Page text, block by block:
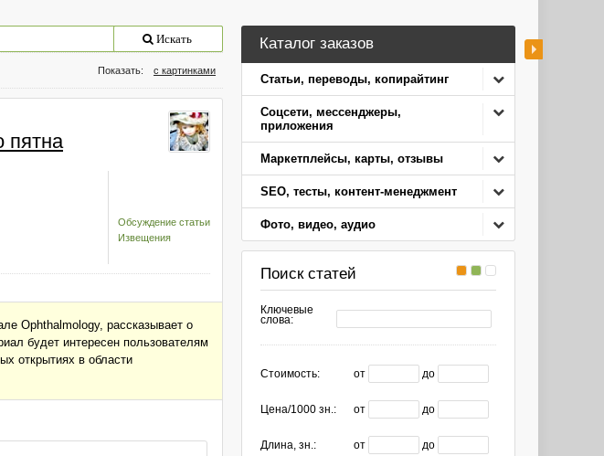
Каталог заказов
Статьи, переводы, копирайтинг
Соцсети, мессенджеры,
приложения
Маркетплейсы, карты, отзывы
SEO, тесты, контент-менеджмент
Фото, видео, аудио
Поиск статей
Ключевые
слова:
Стоимость: от до
Цена/1000 зн.: от до
Длина, зн.: от до
Искать
Показать: с картинками
пятна
Обсуждение статьи
Извещения
Ophthalmology, рассказывает о
будет интересен пользователям
открытиях в области